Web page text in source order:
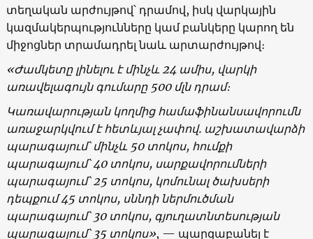
տեղական արժույթով՝ դրամով, իսկ վարկային
կազմակերպությունները կամ բանկերը կարող են
միջոցներ տրամադրել նաև արտարժույթով։
«Ժամկետը լինելու է մինչև 24 ամիս, վարկի
առավելագույն գումարը 500 մլն դրամ։
Կառավարության կողմից համաֆինանսավորումն
առաջարկվում է հետևյալ չափով. աշխատավարձի
պարագայում՝ մինչև 50 տոկոս, հումքի
պարագայում՝ 40 տոկոս, սարքավորումների
պարագայում՝ 25 տոկոս, կոմունալ ծախսերի
դեպքում 45 տոկոս, սննդի ներմուծման
պարագայում՝ 30 տոկոս, գյուղատնտեսության
պարագայում՝ 35 տոկոս», — պարզաբանել է